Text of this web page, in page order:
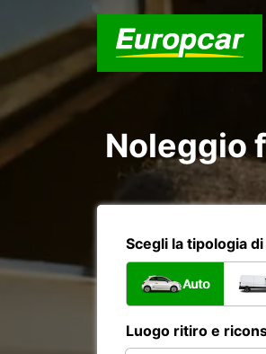
Noleggio
Scegli la tipologia
Auto
Luogo ritiro e